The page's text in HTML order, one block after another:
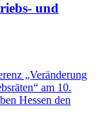
und
„Veränderung
am 10.
Hessen den